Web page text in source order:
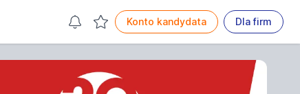
Konto kandydata Dla firm